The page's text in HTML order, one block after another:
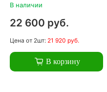
В наличии
22 600 руб.
Цена от 2шт: 21 920 руб.
В корзину